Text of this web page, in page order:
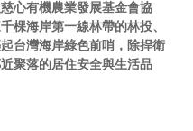
心有機農業發展基金會協
棵海岸第一線林帶的林投、
台灣海岸綠色前哨，除捍衛
聚落的居住安全與生活品